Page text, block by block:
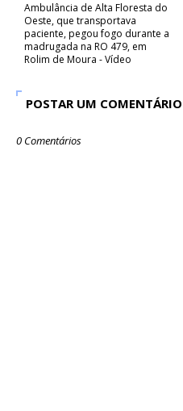
Ambulância de Alta Floresta do
Oeste, que transportava
paciente, pegou fogo durante a
madrugada na RO 479, em
Rolim de Moura - Vídeo
POSTAR UM COMENTÁRIO
0 Comentários